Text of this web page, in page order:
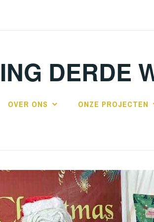
DERDE
OVER ONS ONZE PROJECTEN